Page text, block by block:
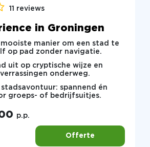
11 reviews
in Groningen
manier om een stad te
op pad zonder navigatie.
uit op cryptische wijze en
onderweg.
spannend én
groeps- of bedrijfsuitjes.
p.p.
Offerte